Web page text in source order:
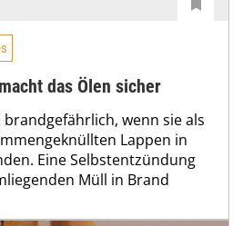
das Ölen sicher
wenn sie als
Lappen in
Eine Selbstentzündung
Müll in Brand